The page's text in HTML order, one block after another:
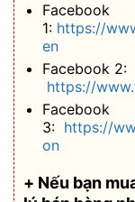
Facebook
1: https://
en
Facebook 2:
https://
Facebook
3: https://
on
+ Nếu bạn